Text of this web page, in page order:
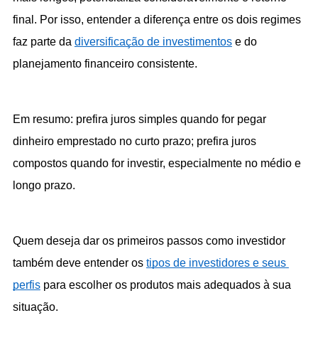
final. Por isso, entender a diferença entre os dois regimes
faz parte da diversificação de investimentos e do
planejamento financeiro consistente.
Em resumo: prefira juros simples quando for pegar
dinheiro emprestado no curto prazo; prefira juros
compostos quando for investir, especialmente no médio e
longo prazo.
Quem deseja dar os primeiros passos como investidor
também deve entender os tipos de investidores e seus
perfis para escolher os produtos mais adequados à sua
situação.